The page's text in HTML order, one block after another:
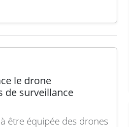
son contexte actuel de
5 sont des drones
Lire la suite
le drone
de surveillance
être équipée des drones